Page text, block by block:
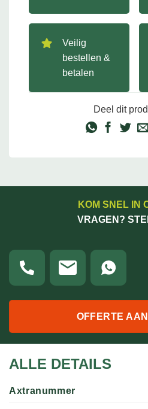
Veilig
bestellen &
betalen
Deel dit
KOM SNEL IN
VRAGEN?
OFFERTE
ALLE DETAILS
Axtranummer